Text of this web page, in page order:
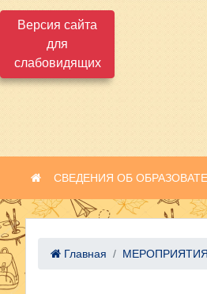
Версия сайта
для
слабовидящих
СВЕДЕНИЯ ОБ
Главная МЕРОПРИЯТИЯ